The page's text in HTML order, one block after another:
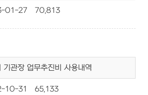
01-27 70,813
관장 업무추진비 사용내역
10-31 65,133